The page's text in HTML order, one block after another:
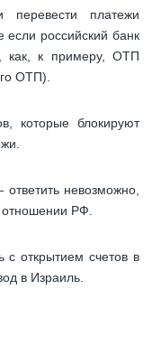
перевести платежи
российский банк
как, к примеру, ОТП
ОТП).
которые блокируют
невозможно,
отношении РФ.
с открытием счетов в
в Израиль.